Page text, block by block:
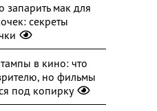
запарить мак для
секреты
в кино: что
но фильмы
под копирку